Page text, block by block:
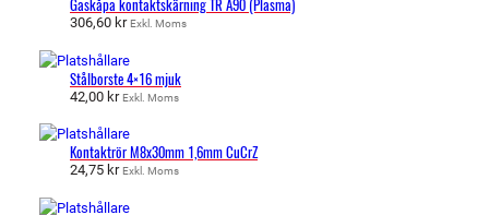
Gaskåpa kontaktskärning TR A90 (Plasma)
306,60 kr Exkl. Moms
Stålborste 4×16 mjuk
42,00 kr Exkl. Moms
Kontaktrör M8x30mm 1,6mm CuCrZ
24,75 kr Exkl. Moms